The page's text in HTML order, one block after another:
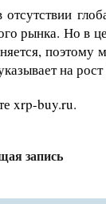
рынка. Но в
поэтому
на
xrp-buy.ru.
запись